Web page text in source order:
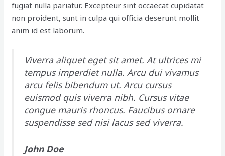
fugiat nulla pariatur. Excepteur sint occaecat cupidatat
non proident, sunt in culpa qui officia deserunt mollit
anim id est laborum.
Viverra aliquet eget sit amet. At ultrices mi
tempus imperdiet nulla. Arcu dui vivamus
arcu felis bibendum ut. Arcu cursus
euismod quis viverra nibh. Cursus vitae
congue mauris rhoncus. Faucibus ornare
suspendisse sed nisi lacus sed viverra.
John Doe